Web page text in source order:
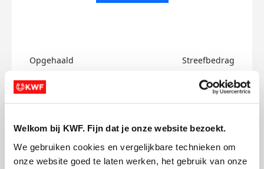
Welkom bij KWF. Fijn dat je onze website bezoekt.
We gebruiken cookies en vergelijkbare technieken om
onze website goed te laten werken, het gebruik van onze
Opgehaald Streefbedrag
Catarina's badges